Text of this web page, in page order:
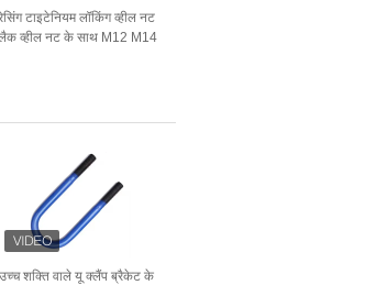
टाइटेनियम लॉकिंग व्हील नट
व्हील नट के साथ M12 M14
उच्च शक्ति वाले यू क्लैंप ब्रैकेट के